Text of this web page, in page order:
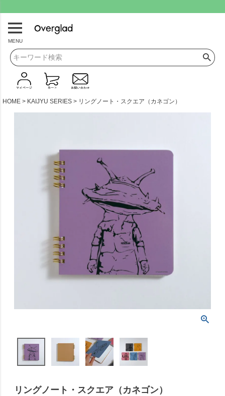
MENU
HOME KAIJYU SERIES リングノート・スクエア（カネゴン）
リングノート・スクエア（カネゴン）